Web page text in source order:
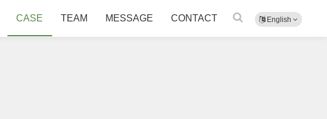
English
CASE TEAM MESSAGE CONTACT